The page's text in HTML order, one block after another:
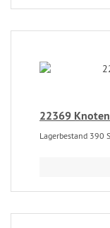
22369
Lagerbestand 390